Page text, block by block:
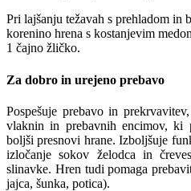
Pri lajšanju težavah s prehladom in
korenino hrena s kostanjevim
1 čajno žličko.
Za dobro in urejeno prebavo
Pospešuje prebavo in
vlaknin in prebavnih encimov, ki
boljši presnovi hrane. Izboljšuje
izločanje sokov želodca in
slinavke. Hren tudi pomaga
jajca, šunka, potica).